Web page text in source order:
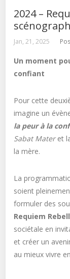
2024 –
Jan, 21, 2025
Un moment
confiant
Pour cette
imagine un
la peur à la
Sabat Materet
la mère.
La
soient
formuler des
Requiem
sociétale en
et créer un
au mieux vivre